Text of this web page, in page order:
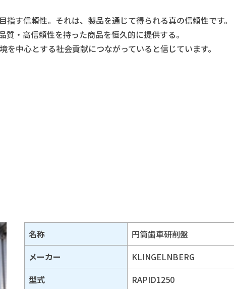
指す信頼性。それは、製品を通じて得られる真の信頼性です。
質・高信頼性を持った商品を恒久的に提供する。
を中心とする社会貢献につながっていると信じています。
名称
円筒歯車研削盤
メーカー
KLINGELNBERG
型式
RAPID1250